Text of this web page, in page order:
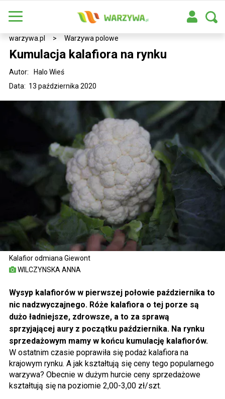
warzywa.pl > Warzywa polowe
Kalafior odmiana Giewont
WILCZYNSKA ANNA
Kumulacja kalafiora na rynku
Data: 13 października 2020
Autor: Halo Wieś
Wysyp kalafiorów w pierwszej połowie października to
nic nadzwyczajnego. Róże kalafiora o tej porze są
dużo ładniejsze, zdrowsze, a to za sprawą
sprzyjającej aury z początku października. Na rynku
sprzedażowym mamy w końcu kumulację kalafiorów.
W ostatnim czasie poprawiła się podaż kalafiora na
krajowym rynku. A jak kształtują się ceny tego popularnego
warzywa? Obecnie w dużym hurcie ceny sprzedażowe
kształtują się na poziomie 2,00-3,00 zł/szt.